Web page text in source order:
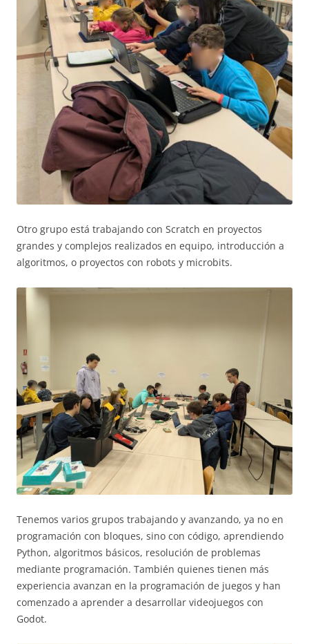
Otro grupo está trabajando con Scratch en proyectos
grandes y complejos realizados en equipo, introducción a
algoritmos, o proyectos con robots y microbits.
Tenemos varios grupos trabajando y avanzando, ya no en
programación con bloques, sino con código, aprendiendo
Python, algoritmos básicos, resolución de problemas
mediante programación. También quienes tienen más
experiencia avanzan en la programación de juegos y han
comenzado a aprender a desarrollar videojuegos con
Godot.